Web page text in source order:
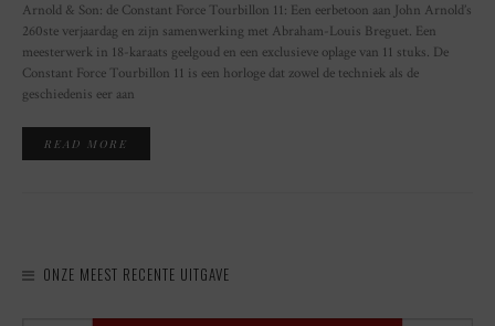
Arnold & Son: de Constant Force Tourbillon 11: Een eerbetoon aan John Arnold’s
260ste verjaardag en zijn samenwerking met Abraham-Louis Breguet. Een
meesterwerk in 18-karaats geelgoud en een exclusieve oplage van 11 stuks. De
Constant Force Tourbillon 11 is een horloge dat zowel de techniek als de
geschiedenis eer aan
READ MORE
ONZE MEEST RECENTE UITGAVE